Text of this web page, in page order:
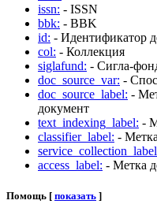
issn: - ISSN
bbk: - BBK
id: - Идентификатор
col: - Коллекция
siglafund: - Сигла-
doc_source_var: -
doc_source_label: -
документ
text_indexing_label: -
classifier_label: -
access_label: - Метка
Помощь [ показать ]